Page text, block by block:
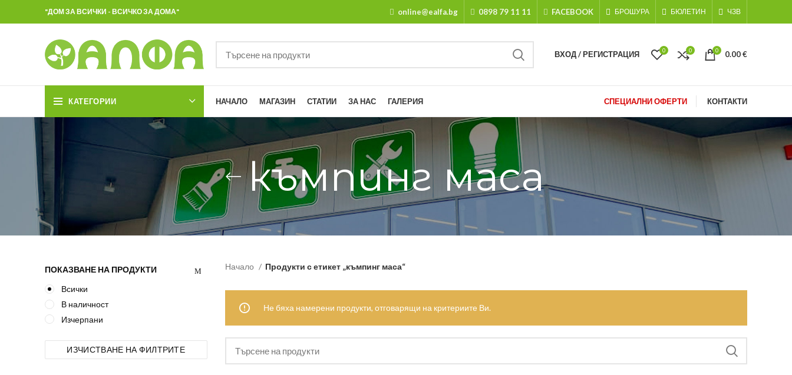
"ДОМ ЗА ВСИЧКИ - ВСИЧКО ЗА ДОМА" online@ealfa.bg 0898 79 11 11 FACEBOOK БРОШУРА БЮЛЕТИН ЧЗВ
ВХОД / РЕГИСТРАЦИЯ 0 0 0 0.00€
КАТЕГОРИИ НАЧАЛО МАГАЗИН СТАТИИ ЗА НАС ГАЛЕРИЯ СПЕЦИАЛНИ ОФЕРТИ КОНТАКТИ
къмпинг маса
ПОКАЗВАНЕ НА ПРОДУКТИ
Всички
В наличност
Изчерпани
ИЗЧИСТВАНЕ НА ФИЛТРИТЕ
Начало Продукти с етикет „къмпинг маса“
Не бяха намерени продукти, отговарящи на критериите Ви.